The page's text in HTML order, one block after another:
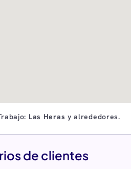
Las Heras y alrededores.
de clientes